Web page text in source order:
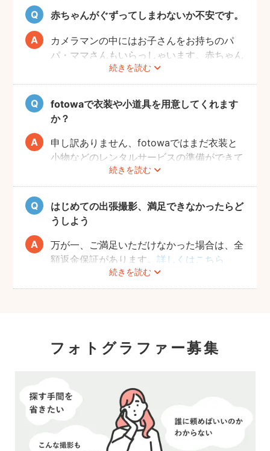
いらっしゃいます。
また、クラウンやヘアバンドなど飾りがある
とより記念日感が出るのでおすすめですよ。
赤ちゃんがぐずってしまわないか不安です。
続きを読む
カメラマンの中にはお子さんをお持ちのパ
パ・ママさんもいらっしゃいます。赤ちゃん
のあやし方も上手なので、写真撮影が不安の
方は、ぜひカメラマンにご相談してみてくだ
さいね。
fotowaで衣装や小道具を用意してくれます
か？
続きを読む
申し訳ありません、fotowaではまだ衣装と
小物などのレンタルサービスの準備ができて
おりませんので、お客様ご自身にご用意をお
願いしております。
はじめての出張撮影、満足できなかったらど
うしよう
続きを読む
万が一、ご満足いただけなかった場合は、全
額返金保証があります。詳しくはこちら
フォトグラファー募集